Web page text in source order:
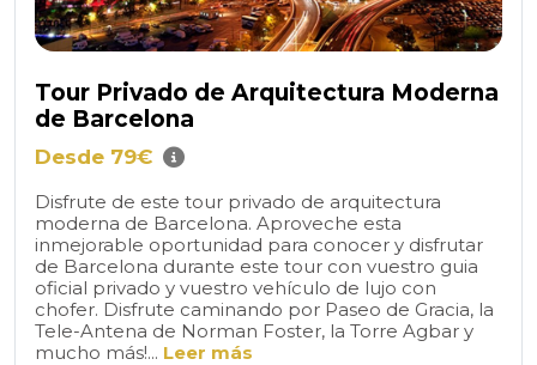
Tour Privado de Arquitectura Moderna
de Barcelona
Desde 79€
Disfrute de este tour privado de arquitectura
moderna de Barcelona. Aproveche esta
inmejorable oportunidad para conocer y disfrutar
de Barcelona durante este tour con vuestro guia
oficial privado y vuestro vehículo de lujo con
chofer. Disfrute caminando por Paseo de Gracia, la
Tele-Antena de Norman Foster, la Torre Agbar y
mucho más!... Leer más